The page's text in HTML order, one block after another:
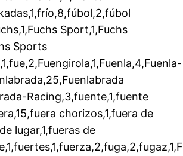
Sport,1,Fuchs
Sports
Racing,3,fuente,1,fuente
chorizos,1,fuera de
lugar,1,fueras de